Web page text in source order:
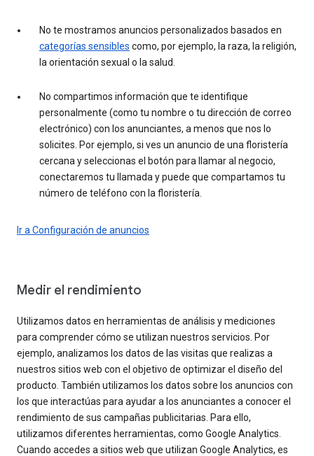
No te mostramos anuncios personalizados basados en
categorías sensibles como, por ejemplo, la raza, la religión,
la orientación sexual o la salud.
No compartimos información que te identifique
personalmente (como tu nombre o tu dirección de correo
electrónico) con los anunciantes, a menos que nos lo
solicites. Por ejemplo, si ves un anuncio de una floristería
cercana y seleccionas el botón para llamar al negocio,
conectaremos tu llamada y puede que compartamos tu
número de teléfono con la floristería.
Ir a Configuración de anuncios
Medir el rendimiento
Utilizamos datos en herramientas de análisis y mediciones
para comprender cómo se utilizan nuestros servicios. Por
ejemplo, analizamos los datos de las visitas que realizas a
nuestros sitios web con el objetivo de optimizar el diseño del
producto. También utilizamos los datos sobre los anuncios con
los que interactúas para ayudar a los anunciantes a conocer el
rendimiento de sus campañas publicitarias. Para ello,
utilizamos diferentes herramientas, como Google Analytics.
Cuando accedes a sitios web que utilizan Google Analytics, es